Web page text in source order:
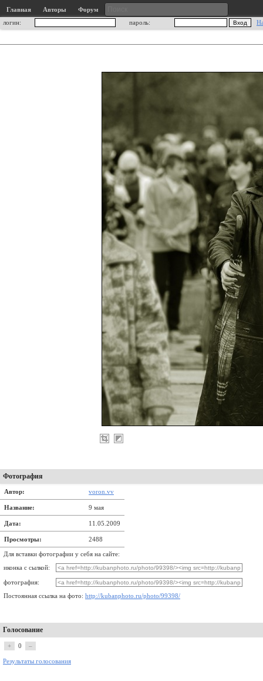
Главная Авторы
Форум
логин:
пароль:
Фотография
Автор: voron.vv
Название: 9 мая
Дата: 11.05.2009
Просмотры: 2488
Для вставки фотографии у себя на сайте:
иконка с сылкой:
фотография:
Постоянная ссылка на фото: http://kubanphoto.ru/photo/99398/
Голосование
+ 0 –
Результаты голосования